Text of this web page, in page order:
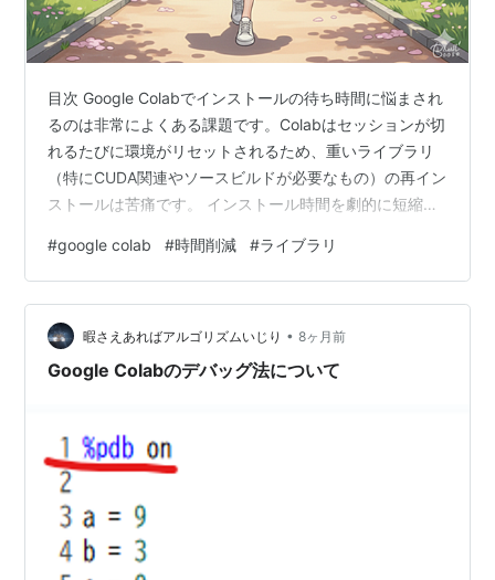
目次 Google Colabでインストールの待ち時間に悩まされ
るのは非常によくある課題です。Colabはセッションが切
れるたびに環境がリセットされるため、重いライブラリ
（特にCUDA関連やソースビルドが必要なもの）の再イン
ストールは苦痛です。 インストール時間を劇的に短縮、
ます。 Google Driveを「仮想的なインストール先」にす
る これが最も一般的で確実な方法です。Google Driveを
マウントし、そこにライブラリをインストールしておき
ます。次回以降は、そのパスをPythonの検索パス
（sys.path）に追加するだけで、インス…
#google colab #時間削減 #ライブラリ
暇さえあればアルゴリズムいじり • 8ヶ月前
Google Colabのデバッグ法について